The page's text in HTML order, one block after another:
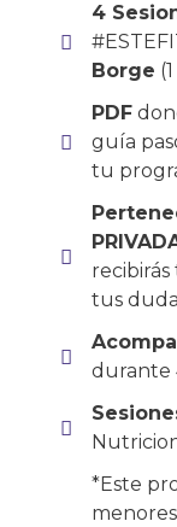
4
Borge
PDF
guía
tu
recibirás
tus
durante
*Este